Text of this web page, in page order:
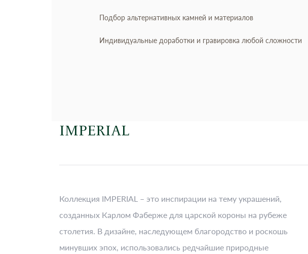
Подбор альтернативных камней и материалов
Индивидуальные доработки и гравировка любой сложности
IMPERIAL
Коллекция IMPERIAL – это инспирации на тему украшений,
созданных Карлом Фаберже для царской короны на рубеже
столетия. В дизайне, наследующем благородство и роскошь
минувших эпох, использовались редчайшие природные